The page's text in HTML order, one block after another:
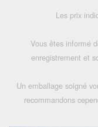
Les prix
Vous êtes informé
enregistrement et
Un emballage soigné
recommandons